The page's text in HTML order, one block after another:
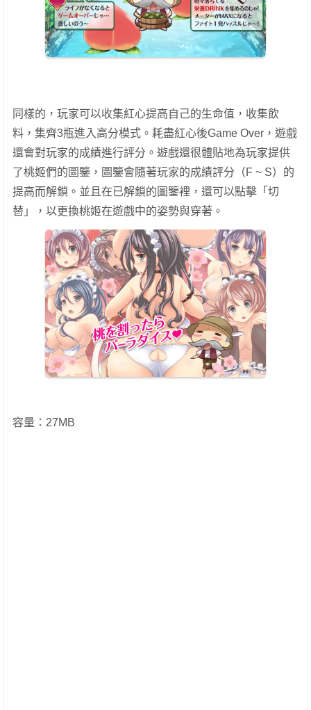
同樣的，玩家可以收集紅心提高自己的生命值，收集飲
料，集齊3瓶進入高分模式。耗盡紅心後Game Over，遊戲
還會對玩家的成績進行評分。遊戲還很體貼地為玩家提供
了桃姬們的圖鑒，圖鑒會隨著玩家的成績評分（F ~ S）的
提高而解鎖。並且在已解鎖的圖鑒裡，還可以點擊「切
替」，以更換桃姬在遊戲中的姿勢與穿著。
容量：27MB